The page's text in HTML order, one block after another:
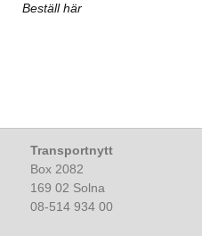
Beställ här
Transportnytt
Box 2082
169 02 Solna
08-514 934 00